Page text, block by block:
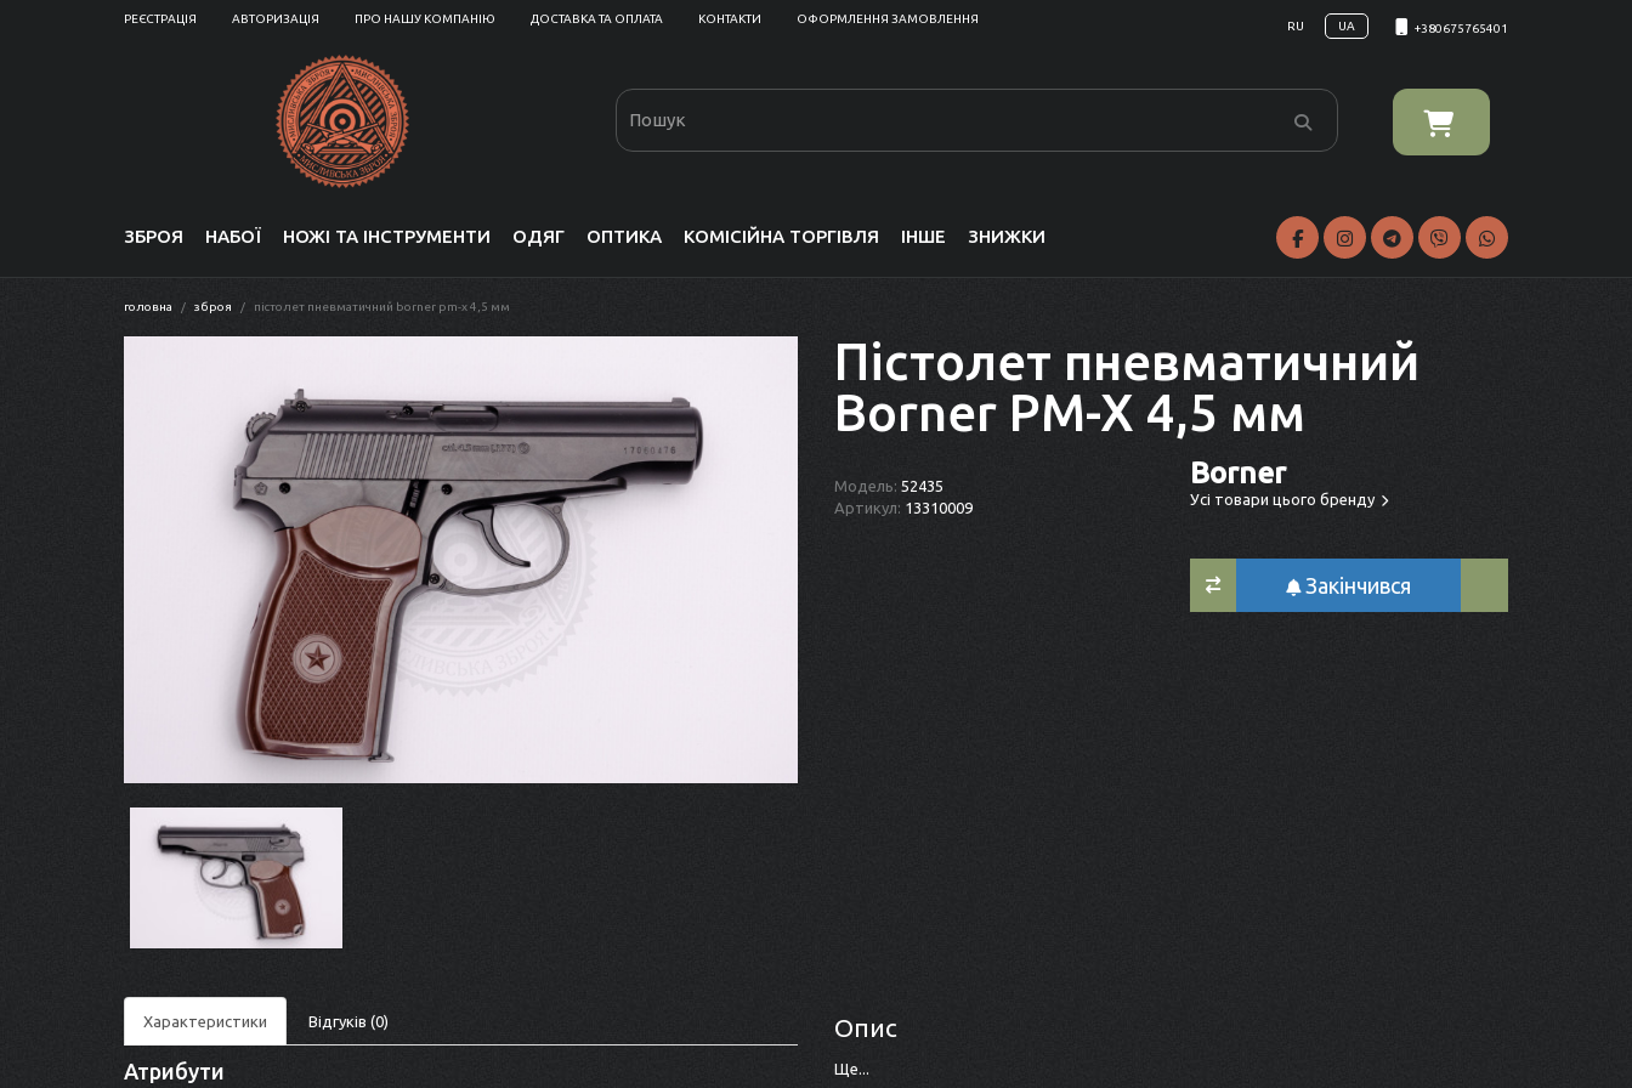
РЕЄСТРАЦІЯ АВТОРИЗАЦІЯ ПРО НАШУ КОМПАНІЮ ДОСТАВКА ТА ОПЛАТА КОНТАКТИ ОФОРМЛЕННЯ ЗАМОВЛЕННЯ
RU UA +380675765401
ЗБРОЯ НАБОЇ НОЖІ ТА ІНСТРУМЕНТИ ОДЯГ ОПТИКА КОМІСІЙНА ТОРГІВЛЯ ІНШЕ ЗНИЖКИ
головна зброя пістолет пневматичний borner pm-x 4,5 мм
Пістолет пневматичний
Borner PM-X 4,5 мм
Модель: 52435
Артикул: 13310009
Borner
Усі товари цього бренду
Закінчився
Характеристики Відгуків (0)
Атрибути
Опис
Ще...